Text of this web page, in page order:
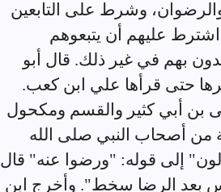
وشرط على التابعين
عليهم أن يتبعوهم
بهم في غير ذلك. قال أبو
حتى قرأها علي ابن كعب.
بن أبي كثير والقسم ومكحول
من أصحاب النبي صلى الله
إلى قوله: "ورضوا عنه" قال
بعد الرضا سخط". وأخرج ابن